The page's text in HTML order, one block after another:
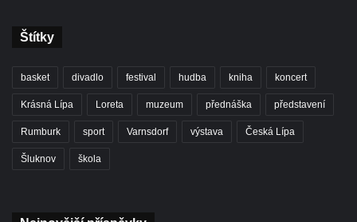
Štítky
basket divadlo festival hudba kniha koncert
Krásná Lípa Loreta muzeum přednáška představení
Rumburk sport Varnsdorf výstava Česká Lípa
Šluknov škola